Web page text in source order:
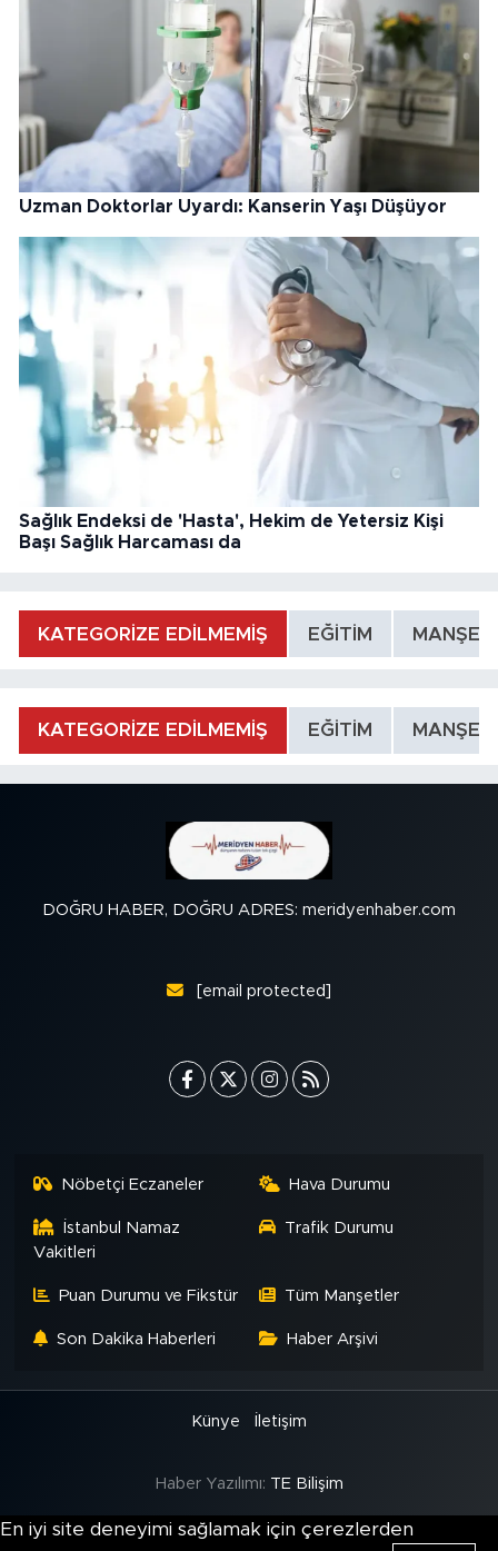
Uzman Doktorlar Uyardı: Kanserin Yaşı Düşüyor
Sağlık Endeksi de 'Hasta', Hekim de Yetersiz Kişi
Başı Sağlık Harcaması da
KATEGORİZE EDİLMEMİŞ EĞİTİM MANŞET
KATEGORİZE EDİLMEMİŞ EĞİTİM MANŞET
DOĞRU HABER, DOĞRU ADRES: meridyenhaber.com
[email protected]
Nöbetçi Eczaneler Hava Durumu
İstanbul Namaz
Vakitleri
Trafik Durumu
Puan Durumu ve Fikstür Tüm Manşetler
Son Dakika Haberleri Haber Arşivi
Künye İletişim
Haber Yazılımı: TE Bilişim
En iyi site deneyimi sağlamak için çerezlerden